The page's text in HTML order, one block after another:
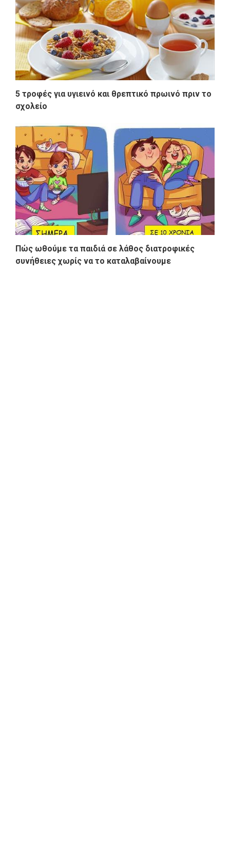
5 τροφές για υγιεινό και θρεπτικό πρωινό πριν το
σχολείο
Πώς ωθούμε τα παιδιά σε λάθος διατροφικές
συνήθειες χωρίς να το καταλαβαίνουμε